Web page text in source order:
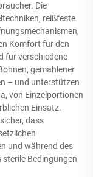
Die
reißfeste
Komfort für den
für verschiedene
gemahlener
– und unterstützen
von Einzelportionen
Einsatz.
dass
und während des
Bedingungen